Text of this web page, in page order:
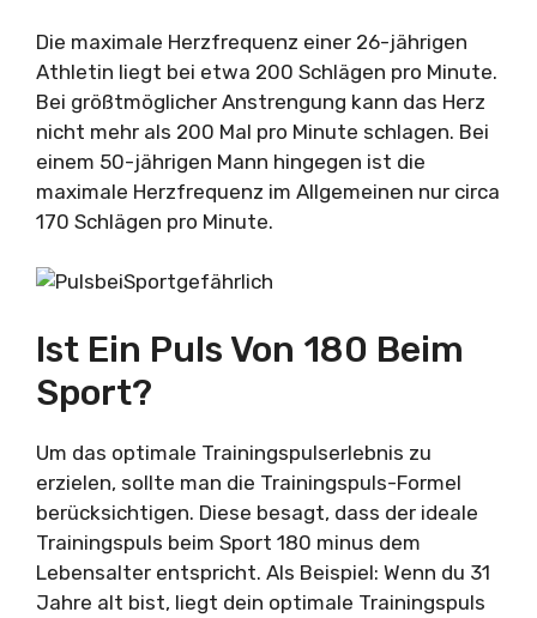
Die maximale Herzfrequenz einer 26-jährigen
Athletin liegt bei etwa 200 Schlägen pro Minute.
Bei größtmöglicher Anstrengung kann das Herz
nicht mehr als 200 Mal pro Minute schlagen. Bei
einem 50-jährigen Mann hingegen ist die
maximale Herzfrequenz im Allgemeinen nur circa
170 Schlägen pro Minute.
Ist Ein Puls Von 180 Beim
Sport?
Um das optimale Trainingspulserlebnis zu
erzielen, sollte man die Trainingspuls-Formel
berücksichtigen. Diese besagt, dass der ideale
Trainingspuls beim Sport 180 minus dem
Lebensalter entspricht. Als Beispiel: Wenn du 31
Jahre alt bist, liegt dein optimale Trainingspuls